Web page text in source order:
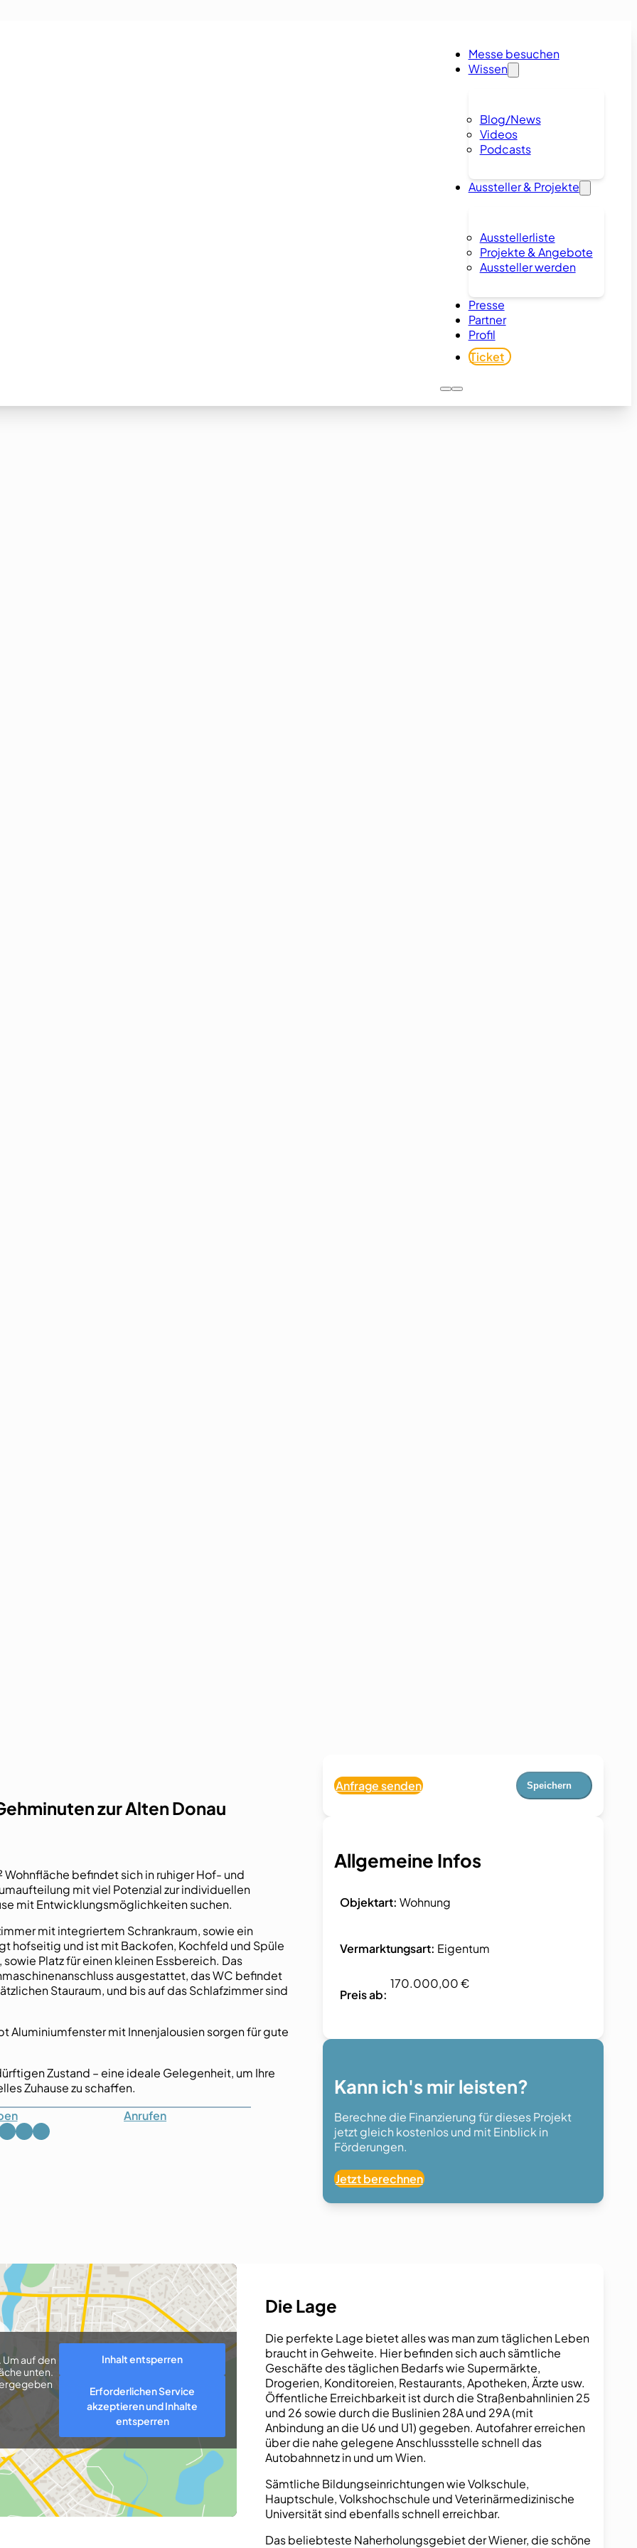
Messe besuchen
Wissen
Blog/News
Videos
Podcasts
Aussteller & Projekte
Ausstellerliste
Projekte & Angebote
Aussteller werden
Presse
Partner
Profil
Ticket
zur Alten Donau
befindet sich in ruhiger Hof- und
mit viel Potenzial zur individuellen
mit Entwicklungsmöglichkeiten suchen.
mit integriertem Schrankraum, sowie ein
hofseitig und ist mit Backofen, Kochfeld und Spüle
Platz für einen kleinen Essbereich. Das
ausgestattet, das WC befindet
Stauraum, und bis auf das Schlafzimmer sind
Aluminiumfenster mit Innenjalousien sorgen für gute
Zustand – eine ideale Gelegenheit, um Ihre
Zuhause zu schaffen.
Anrufen
Anfrage senden Speichern
Allgemeine Infos
Objektart: Wohnung
Vermarktungsart: Eigentum
Preis ab:
170.000,00 €
Kann ich's mir leisten?
Berechne die Finanzierung für dieses Projekt
jetzt gleich kostenlos und mit Einblick in
Förderungen.
Jetzt berechnen
Um auf den
unten.
Inhalt entsperren
Erforderlichen Service
akzeptieren und Inhalte
entsperren
Die Lage
Die perfekte Lage bietet alles was man zum täglichen Leben
braucht in Gehweite. Hier befinden sich auch sämtliche
Geschäfte des täglichen Bedarfs wie Supermärkte,
Drogerien, Konditoreien, Restaurants, Apotheken, Ärzte usw.
Öffentliche Erreichbarkeit ist durch die Straßenbahnlinien 25
und 26 sowie durch die Buslinien 28A und 29A (mit
Anbindung an die U6 und U1) gegeben. Autofahrer erreichen
über die nahe gelegene Anschlussstelle schnell das
Autobahnnetz in und um Wien.
Sämtliche Bildungseinrichtungen wie Volkschule,
Hauptschule, Volkshochschule und Veterinärmedizinische
Universität sind ebenfalls schnell erreichbar.
Das beliebteste Naherholungsgebiet der Wiener, die schöne